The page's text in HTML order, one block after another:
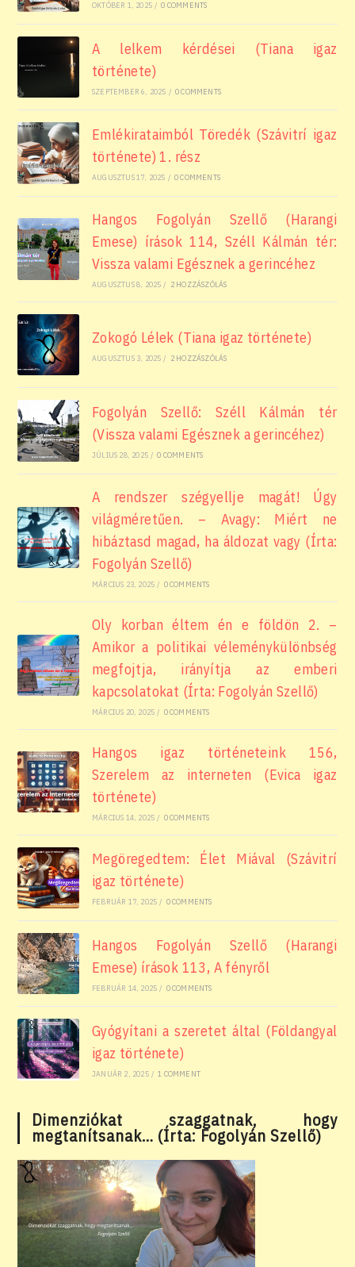
OKTÓBER 1, 2025 / 0 COMMENTS
A lelkem kérdései (Tiana igaz
története)
SZEPTEMBER 6, 2025 / 0 COMMENTS
Emlékirataimból Töredék (Szávitrí igaz
története) 1. rész
AUGUSZTUS 17, 2025 / 0 COMMENTS
Hangos Fogolyán Szellő (Harangi
Emese) írások 114, Széll Kálmán tér:
Vissza valami Egésznek a gerincéhez
AUGUSZTUS 8, 2025 / 2 HOZZÁSZÓLÁS
Zokogó Lélek (Tiana igaz története)
AUGUSZTUS 3, 2025 / 2 HOZZÁSZÓLÁS
Fogolyán Szellő: Széll Kálmán tér
(Vissza valami Egésznek a gerincéhez)
JÚLIUS 28, 2025 / 0 COMMENTS
A rendszer szégyellje magát! Úgy
világméretűen. – Avagy: Miért ne
hibáztasd magad, ha áldozat vagy (Írta:
Fogolyán Szellő)
MÁRCIUS 23, 2025 / 0 COMMENTS
Oly korban éltem én e földön 2. –
Amikor a politikai véleménykülönbség
megfojtja, irányítja az emberi
kapcsolatokat (Írta: Fogolyán Szellő)
MÁRCIUS 20, 2025 / 0 COMMENTS
Hangos igaz történeteink 156,
Szerelem az interneten (Evica igaz
története)
MÁRCIUS 14, 2025 / 0 COMMENTS
Megöregedtem: Élet Miával (Szávitrí
igaz története)
FEBRUÁR 17, 2025 / 0 COMMENTS
Hangos Fogolyán Szellő (Harangi
Emese) írások 113, A fényről
FEBRUÁR 14, 2025 / 0 COMMENTS
Gyógyítani a szeretet által (Földangyal
igaz története)
JANUÁR 2, 2025 / 1 COMMENT
Dimenziókat szaggatnak, hogy
megtanítsanak… (Írta: Fogolyán Szellő)